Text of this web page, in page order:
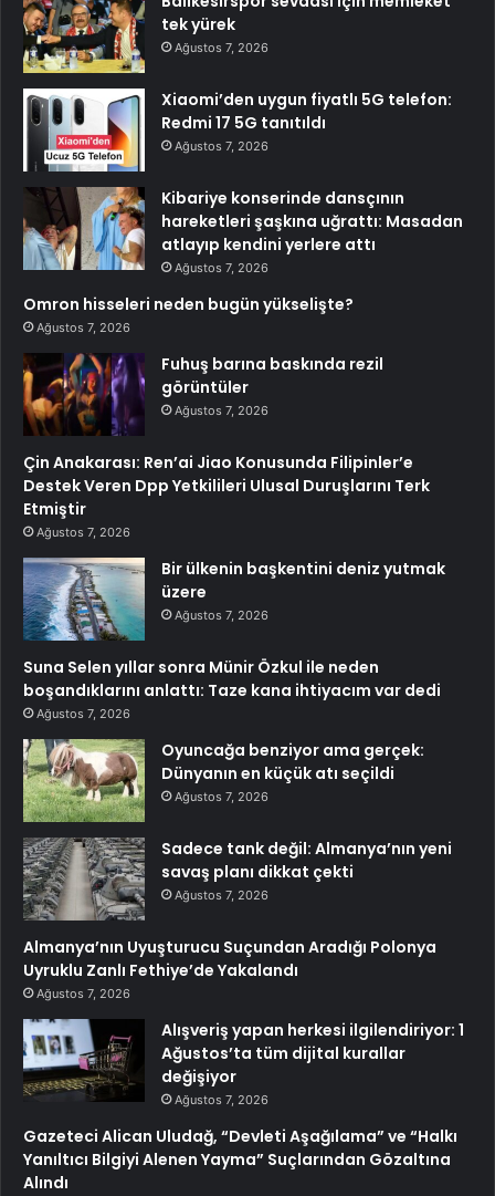
tek yürek
Ağustos 7, 2026
Xiaomi’den uygun fiyatlı 5G telefon:
Redmi 17 5G tanıtıldı
Ağustos 7, 2026
Kibariye konserinde dansçının
hareketleri şaşkına uğrattı: Masadan
atlayıp kendini yerlere attı
Ağustos 7, 2026
Omron hisseleri neden bugün yükselişte?
Ağustos 7, 2026
Fuhuş barına baskında rezil
görüntüler
Ağustos 7, 2026
Çin Anakarası: Ren’ai Jiao Konusunda Filipinler’e
Destek Veren Dpp Yetkilileri Ulusal Duruşlarını Terk
Etmiştir
Ağustos 7, 2026
Bir ülkenin başkentini deniz yutmak
üzere
Ağustos 7, 2026
Suna Selen yıllar sonra Münir Özkul ile neden
boşandıklarını anlattı: Taze kana ihtiyacım var dedi
Ağustos 7, 2026
Oyuncağa benziyor ama gerçek:
Dünyanın en küçük atı seçildi
Ağustos 7, 2026
Sadece tank değil: Almanya’nın yeni
savaş planı dikkat çekti
Ağustos 7, 2026
Almanya’nın Uyuşturucu Suçundan Aradığı Polonya
Uyruklu Zanlı Fethiye’de Yakalandı
Ağustos 7, 2026
Alışveriş yapan herkesi ilgilendiriyor: 1
Ağustos’ta tüm dijital kurallar
değişiyor
Ağustos 7, 2026
Gazeteci Alican Uludağ, “Devleti Aşağılama” ve “Halkı
Yanıltıcı Bilgiyi Alenen Yayma” Suçlarından Gözaltına
Alındı